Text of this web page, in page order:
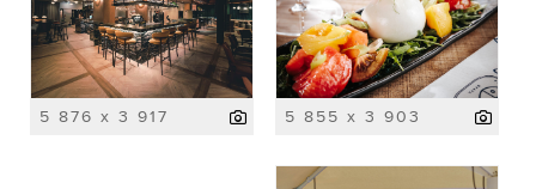
5 876 x 3 917 5 855 x 3 903